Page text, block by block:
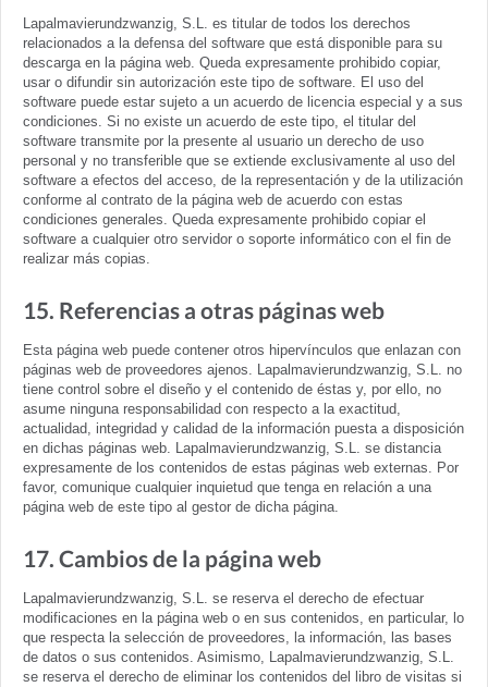
Lapalmavierundzwanzig, S.L. es titular de todos los derechos
relacionados a la defensa del software que está disponible para su
descarga en la página web. Queda expresamente prohibido copiar,
usar o difundir sin autorización este tipo de software. El uso del
software puede estar sujeto a un acuerdo de licencia especial y a sus
condiciones. Si no existe un acuerdo de este tipo, el titular del
software transmite por la presente al usuario un derecho de uso
personal y no transferible que se extiende exclusivamente al uso del
software a efectos del acceso, de la representación y de la utilización
conforme al contrato de la página web de acuerdo con estas
condiciones generales. Queda expresamente prohibido copiar el
software a cualquier otro servidor o soporte informático con el fin de
realizar más copias.
15. Referencias a otras páginas web
Esta página web puede contener otros hipervínculos que enlazan con
páginas web de proveedores ajenos. Lapalmavierundzwanzig, S.L. no
tiene control sobre el diseño y el contenido de éstas y, por ello, no
asume ninguna responsabilidad con respecto a la exactitud,
actualidad, integridad y calidad de la información puesta a disposición
en dichas páginas web. Lapalmavierundzwanzig, S.L. se distancia
expresamente de los contenidos de estas páginas web externas. Por
favor, comunique cualquier inquietud que tenga en relación a una
página web de este tipo al gestor de dicha página.
17. Cambios de la página web
Lapalmavierundzwanzig, S.L. se reserva el derecho de efectuar
modificaciones en la página web o en sus contenidos, en particular, lo
que respecta la selección de proveedores, la información, las bases
de datos o sus contenidos. Asimismo, Lapalmavierundzwanzig, S.L.
se reserva el derecho de eliminar los contenidos del libro de visitas si